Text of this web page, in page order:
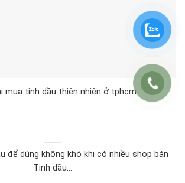
mua tinh dầu thiên nhiên ở tphcm
để dùng không khó khi có nhiều shop bán
Tinh dầu...